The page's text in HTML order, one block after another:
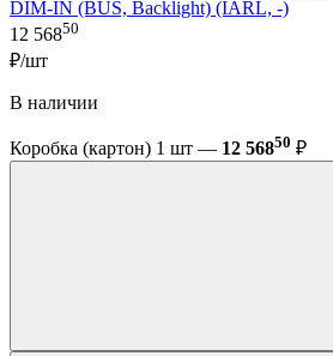
DIM-IN (BUS, Backlight) (IARL, -)
12 56850
₽/шт
В наличии
Коробка (картон) 1 шт — 12 56850 ₽